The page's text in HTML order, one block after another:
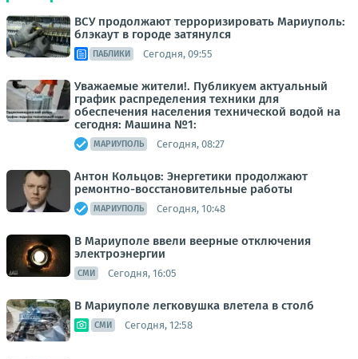
ВСУ продолжают терроризировать Мариуполь:
блэкаут в городе затянулся
ПАБЛИКИ Сегодня, 09:55
Уважаемые жители!. Публикуем актуальный
график распределения техники для
обеспечения населения технической водой на
сегодня: Машина №1:
МАРИУПОЛЬ Сегодня, 08:27
Антон Кольцов: Энергетики продолжают
ремонтно-восстановительные работы
МАРИУПОЛЬ Сегодня, 10:48
В Мариуполе ввели веерные отключения
электроэнергии
СМИ Сегодня, 16:05
В Мариуполе легковушка влетела в столб
СМИ Сегодня, 12:58